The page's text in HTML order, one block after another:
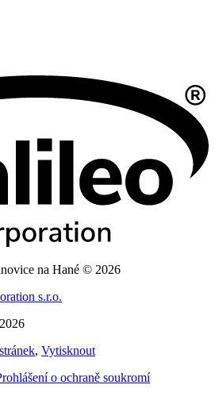
na Hané © 2026
s.r.o.
, Vytisknout
o ochraně soukromí